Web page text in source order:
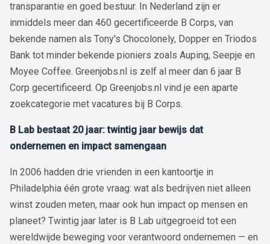
transparantie en goed bestuur. In Nederland zijn er
inmiddels meer dan 460 gecertificeerde B Corps, van
bekende namen als Tony's Chocolonely, Dopper en Triodos
Bank tot minder bekende pioniers zoals Auping, Seepje en
Moyee Coffee. Greenjobs.nl is zelf al meer dan 6 jaar B
Corp gecertificeerd. Op Greenjobs.nl vind je een aparte
zoekcategorie met vacatures bij B Corps.
B Lab bestaat 20 jaar: twintig jaar bewijs dat
ondernemen en impact samengaan
In 2006 hadden drie vrienden in een kantoortje in
Philadelphia één grote vraag: wat als bedrijven niet alleen
winst zouden meten, maar ook hun impact op mensen en
planeet? Twintig jaar later is B Lab uitgegroeid tot een
wereldwijde beweging voor verantwoord ondernemen — en